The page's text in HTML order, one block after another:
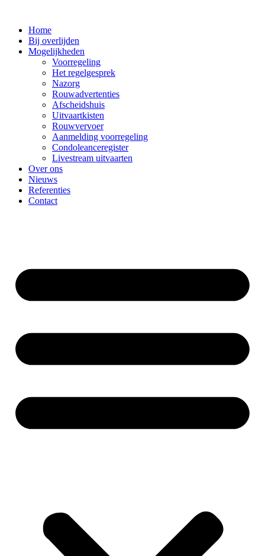
inhoud
Home
Bij overlijden
Mogelijkheden
Voorregeling
Het regelgesprek
Nazorg
Rouwadvertenties
Afscheidshuis
Uitvaartkisten
Rouwvervoer
Aanmelding voorregeling
Condoleanceregister
Livestream uitvaarten
Over ons
Nieuws
Referenties
Contact